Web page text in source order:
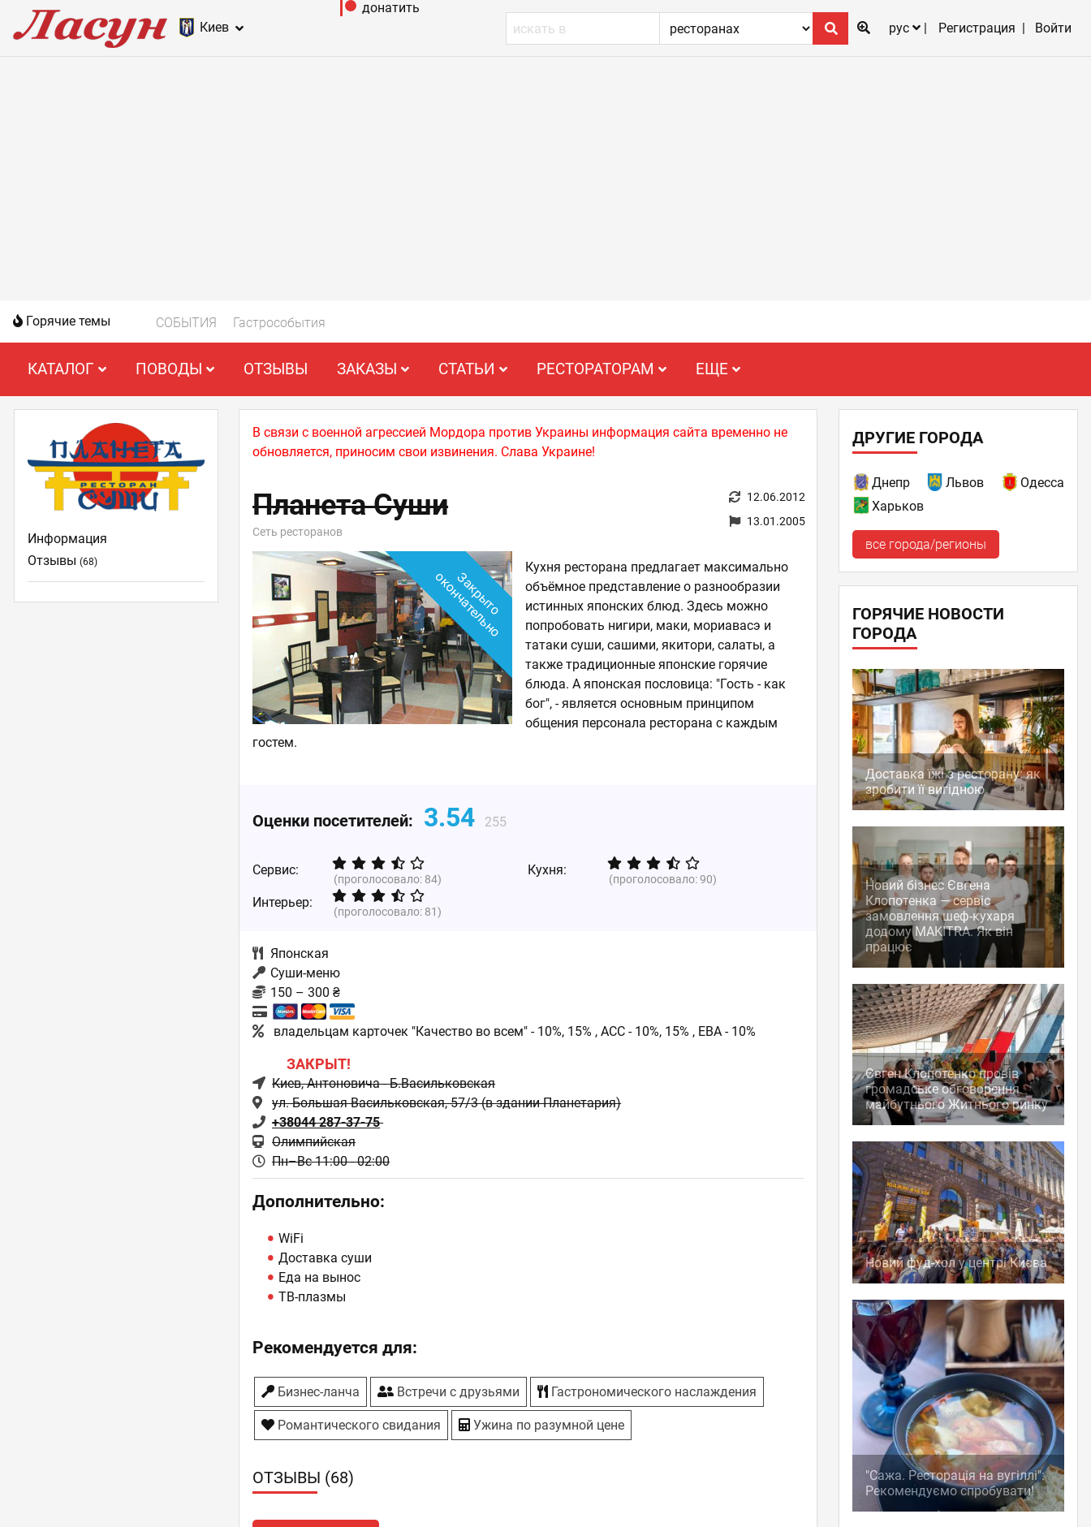
Киев
донатить
рус
Регистрация Войти
Горячие темы СОБЫТИЯ Гастрособытия
КАТАЛОГ ПОВОДЫ ОТЗЫВЫ ЗАКАЗЫ СТАТЬИ РЕСТОРАТОРАМ ЕЩЕ
В связи с военной агрессией Мордора против Украины информация сайта временно не
обновляется, приносим свои извинения. Слава Украине!
Планета Суши
Сеть ресторанов
12.06.2012
13.01.2005
З
а
к
р
ы
т
о
о
к
о
н
ч
а
т
е
л
ь
н
о
Кухня ресторана предлагает максимально
объёмное представление о разнообразии
истинных японских блюд. Здесь можно
попробовать нигири, маки, мориавасэ и
татаки суши, сашими, якитори, салаты, а
также традиционные японские горячие
блюда. А японская пословица: "Гость - как
бог", - является основным принципом
общения персонала ресторана с каждым
гостем.
Оценки посетителей: 3.54 255
Сервис:
(проголосовало: 84)
Кухня:
(проголосовало:90)
Интерьер:
(проголосовало: 81)
Японская
Суши-меню
150 – 300 ₴
владельцам карточек "Качество во всем" - 10%, 15% , ACC - 10%, 15% , EBA - 10%
ЗАКРЫТ!
Киев, Антоновича - Б.Васильковская
ул. Большая Васильковская, 57/3 (в здании Планетария)
+38044 287-37-75
Олимпийская
Пн–Вс 11:00 - 02:00
Дополнительно:
WiFi
Доставка суши
Еда на вынос
ТВ-плазмы
Рекомендуется для:
Бизнес-ланча Встречи с друзьями Гастрономического наслаждения
Романтического свидания Ужина по разумной цене
ОТЗЫВЫ (68)
Информация
Отзывы(68)
ДРУГИЕ ГОРОДА
Днепр Львов
Одесса
Харьков
все города/регионы
ГОРЯЧИЕ НОВОСТИ
ГОРОДА
Доставка їжі з ресторану: як
зробити її вигідною
Новий бізнес Євгена
Клопотенка — сервіс
замовлення шеф-кухаря
додому MAKITRA. Як він
працює
Євген Клопотенко провів
громадське обговорення
майбутнього Житнього ринку
Новий фуд-хол у центрі Києва
"Сажа. Ресторація на вугіллі":
Рекомендуємо спробувати!